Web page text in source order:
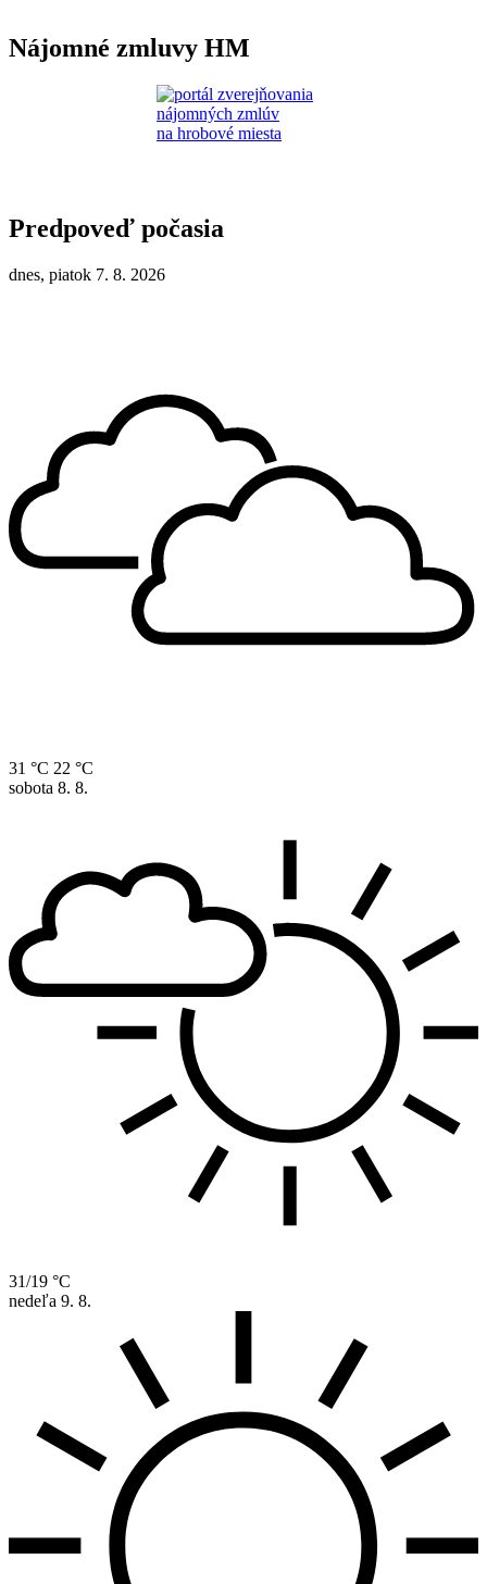
Nájomné zmluvy HM
Predpoveď počasia
dnes, piatok 7. 8. 2026
31 °C 22 °C
sobota 8. 8.
31/19 °C
nedeľa 9. 8.